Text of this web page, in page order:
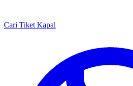
Cari Tiket Kapal